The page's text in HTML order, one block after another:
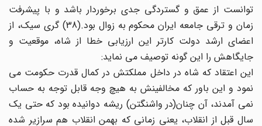
توانست از عمق و گستردگی جدی برخوردار باشد و با پیشرفت
زمان و ترقی جامعه ایران محکوم به زوال بود.(38) گری سیک، از
اعضای ارشد دولت کارتر این ارزیابی خطا از شاه، موقعیت و
جایگاهش را این گونه توصیف می نماید:
این اعتقاد که شاه در داخل مملکتش در کمال قدرت حکومت می
نمود و این باور که مخالفینش به هیچ وجه قابل توجه به حساب
نمی آمدند، آن چنان(در واشنگتن) ریشه دوانیده بود که حتی یک
سال قبل از انقلاب، یعنی زمانی که بهمن انقلاب هم سرازیر شده